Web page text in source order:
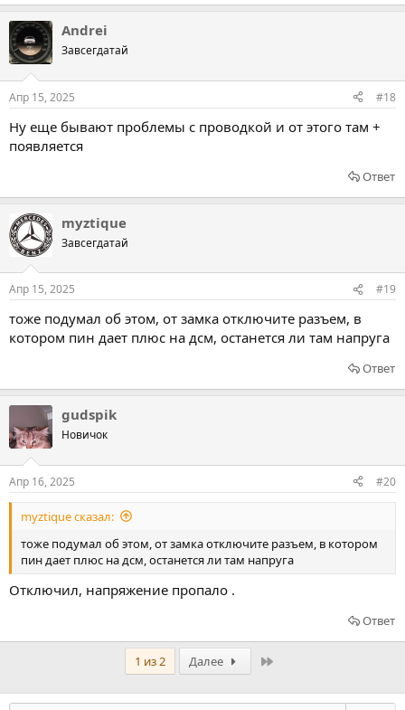
Andrei
Завсегдатай
Апр 15, 2025 #18
Ну еще бывают проблемы с проводкой и от этого там +
появляется
Ответ
myztique
Завсегдатай
Апр 15, 2025 #19
тоже подумал об этом, от замка отключите разъем, в
котором пин дает плюс на дсм, останется ли там напруга
Ответ
gudspik
Новичок
Апр 16, 2025 #20
myztique сказал:
тоже подумал об этом, от замка отключите разъем, в котором
пин дает плюс на дсм, останется ли там напруга
Отключил, напряжение пропало .
Ответ
1 из 2 Далее